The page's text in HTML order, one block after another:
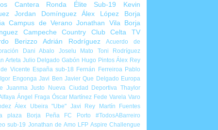
Cantera
Ronda Élite Sub-19
Kevin
Jordan Domínguez Álex López
Borja
Campus de Verano Jonathan Vila
Borja
Campeche Country Club
Celta TV
Berizzo
Adrián Rodríguez
Acuerdo de
Dani Abalo Joselu Mato
Toni Rodríguez
Arteta Julio Delgado Gabón Hugo Pintos Álex Rey
Vicente España sub-18 Fernán Ferreiroa Pablo
Igor Engonga Javi Ben Javier Que Delgado Europa
Juanma Justo Nueva Ciudad Deportiva Thaylor
Ángel Fraga Óscar Martínez Fede Varela Varo
Álex Ubeira "Ube" Javi Rey
Martín Fuentes
plaza
Borja Peña FC Porto
#TodosABarreiro
sub-19 Jonathan de Amo LFP Aspire Challengue